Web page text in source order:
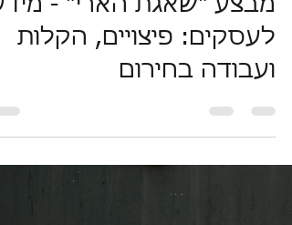
Li-Or Amir, C.P.A
4 במרץ
זמן קריאה 6 דקות
מבצע "שאגת הארי" -
לעסקים: פיצויים, הקלות
ועבודה בחירום